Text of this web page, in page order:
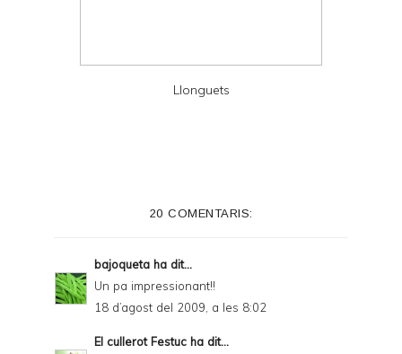
Llonguets
20 COMENTARIS:
bajoqueta ha dit...
Un pa impressionant!!
18 d’agost del 2009, a les 8:02
El cullerot Festuc ha dit...